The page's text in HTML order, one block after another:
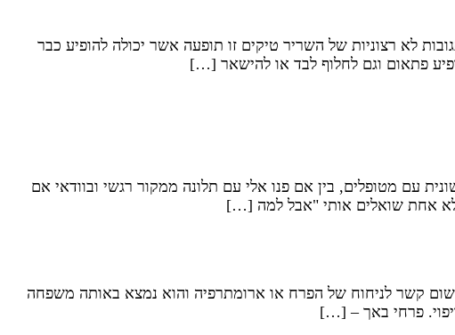
לא רצוניות של השריר טיקים זו תופעה אשר יכולה להופיע כבר
פתאום וגם לחלוף לבד או להישאר […]
עם מטופלים, בין אם פנו אלי עם תלונה ממקור רגשי ובוודאי אם
אחת שואלים אותי "אבל למה […]
שום קשר לניחוח של הפרח או ארומתרפיה והוא נמצא באותה משפחה
פרחי באך – […]